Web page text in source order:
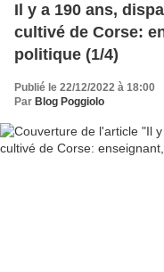
Il y a 190 ans,
cultivé de Corse:
politique (1/4)
Publié le 22/12/2022 à 18:00
Par Blog Poggiolo